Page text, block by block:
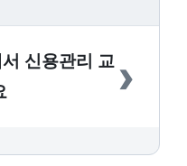
신용관리 교 ›